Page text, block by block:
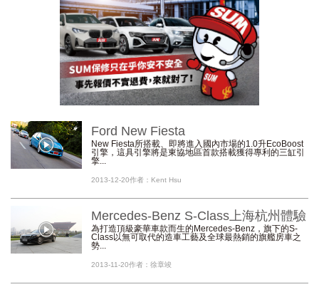
Ford New Fiesta
New Fiesta所搭載、即將進入國內市場的1.0升EcoBoost
引擎，這具引擎將是東協地區首款搭載獲得專利的三缸引
擎...
2013-12-20作者：Kent Hsu
Mercedes-Benz S-Class上海杭州體驗
為打造頂級豪華車款而生的Mercedes-Benz，旗下的S-
Class以無可取代的造車工藝及全球最熱銷的旗艦房車之
勢...
2013-11-20作者：徐章竣